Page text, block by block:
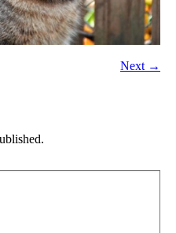
Next →